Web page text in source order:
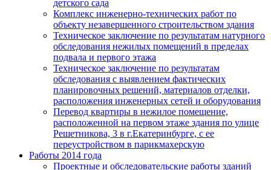
детского сада
Комплекс инженерно-технических работ по
объекту незавершенного строительством здания
Техническое заключение по результатам натурного
обследования нежилых помещений в пределах
подвала и первого этажа
Техническое заключение по результатам
обследования с выявлением фактических
планировочных решений, материалов отделки,
расположения инженерных сетей и оборудования
Перевод квартиры в нежилое помещение,
расположенной на первом этаже здания по улице
Решетникова, 3 в г.Екатеринбурге, с ее
переустройством в парикмахерскую
Работы 2014 года
Проектные и обследовательские работы зданий